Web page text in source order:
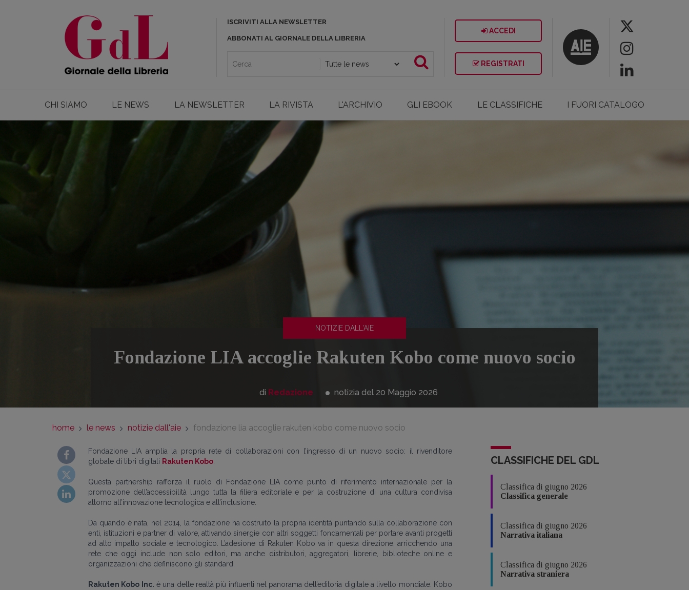
ISCRIVITI ALLA NEWSLETTER
ABBONATI AL GIORNALE DELLA LIBRERIA
ACCEDI
REGISTRATI
CHI SIAMO LE NEWS LA NEWSLETTER LA RIVISTA L'ARCHIVIO GLI EBOOK LE CLASSIFICHE I FUORI CATALOGO
NOTIZIE DALL'AIE
Fondazione LIA accoglie Rakuten Kobo come nuovo socio
di Redazione notizia del 20 Maggio 2026
home le news notizie dall'aie fondazione lia accoglie rakuten kobo come nuovo socio
Fondazione LIA amplia la propria rete di collaborazioni con l’ingresso di un nuovo socio: il rivenditore
globale di libri digitali Rakuten Kobo
Questa partnership rafforza il ruolo di Fondazione LIA come punto di riferimento internazionale per la
promozione dell’accessibilità lungo tutta la filiera editoriale e per la costruzione di una cultura condivisa
attorno all’innovazione tecnologica e all’inclusione.
Da quando è nata, nel 2014, la fondazioneha costruito la propria identità puntando sulla collaborazione con
enti, istituzioni e partner di valore, attivando sinergie con altri soggetti fondamentali per portare avanti progetti
ad alto impatto sociale e tecnologico. L’adesione di Rakuten Kobo va in questa direzione, arricchendo una
rete che oggi include non solo editori, ma anche distributori, aggregatori, librerie, biblioteche online e
organizzazioni che definiscono gli standard.
Rakuten Kobo Inc. è una delle realtà più influenti nel panorama dell’editoria digitale a livello mondiale. Kobo
CLASSIFICHE DEL GDL
Classifica di giugno 2026
Classifica generale
Classifica di giugno 2026
Narrativa italiana
Classifica di giugno 2026
Narrativa straniera